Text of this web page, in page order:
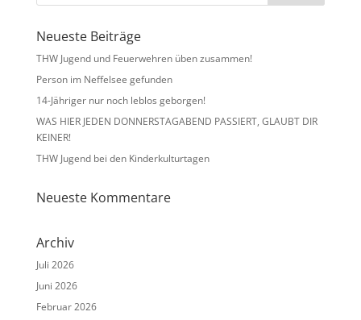
Neueste Beiträge
THW Jugend und Feuerwehren üben zusammen!
Person im Neffelsee gefunden
14-Jähriger nur noch leblos geborgen!
WAS HIER JEDEN DONNERSTAGABEND PASSIERT, GLAUBT DIR
KEINER!
THW Jugend bei den Kinderkulturtagen
Neueste Kommentare
Archiv
Juli 2026
Juni 2026
Februar 2026